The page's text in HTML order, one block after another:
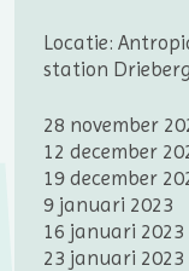
Locatie:
station
28 november
12 december
19 december
9 januari 2023
16 januari 2023
23 januari 2023